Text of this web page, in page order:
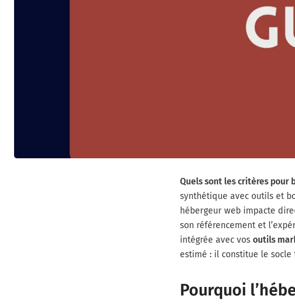
Quels sont les critères pour
synthétique avec outils et
hébergeur web impacte
son référencement et
intégrée avec vos outils
estimé : il constitue le
Pourquoi